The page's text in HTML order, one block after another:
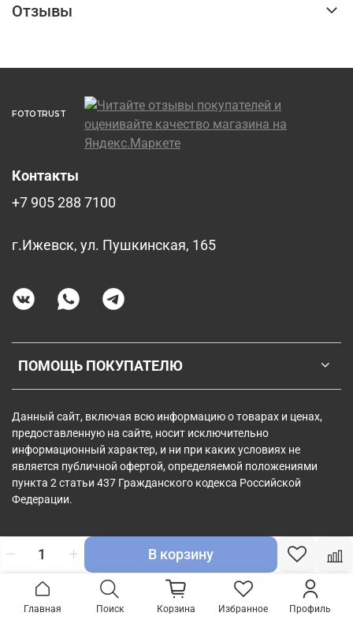
В корзину
Отзывы
FOTOTRUST
ПОМОЩЬ ПОКУПАТЕЛЮ
Контакты
+7 905 288 7100
г.Ижевск, ул. Пушкинская, 165
Данный сайт, включая всю информацию о товарах и ценах,
предоставленную на сайте, носит исключительно
информационный характер, и ни при каких условиях не
является публичной офертой, определяемой положениями
пункта 2 статьи 437 Гражданского кодекса Российской
Федерации.
Главная Поиск Корзина Избранное Профиль